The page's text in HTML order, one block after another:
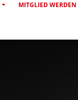
MITGLIED WERDEN